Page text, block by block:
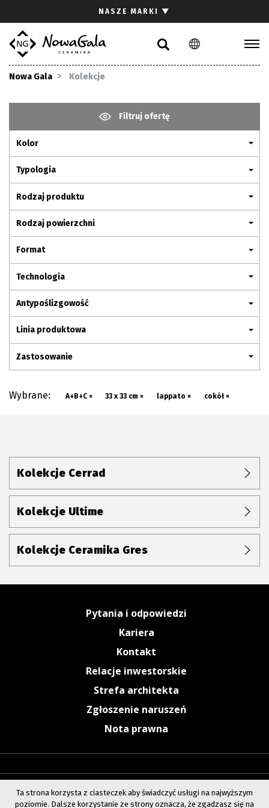
PL EN
NASZE MARKI ▼
Nowa Gala Kolekcje
Filtruj ofertę
Kolor
Typologia
Rodzaj produktu
Rodzaj powierzchni
Format
Technologia
Antypoślizgowość
Linia produktowa
Zastosowanie
Wybrane: A+B+C × 33 x 33 cm × lappato × cokół ×
Kolekcje Cerrad
Kolekcje Ultime
Kolekcje Ceramika Gres
Pytania i odpowiedzi
Kariera
Kontakt
Relacje inwestorskie
Strefa architekta
Zgłoszenie naruszeń
Nota prawna
Gdzie kupić
Pliki do pobrania
Pytania i odpowiedzi
Kariera
Kontakt
Komunikacja z akcjonariuszami
Ta strona korzysta z ciasteczek aby świadczyć usługi na najwyższym
poziomie. Dalsze korzystanie ze strony oznacza, że zgadzasz się na